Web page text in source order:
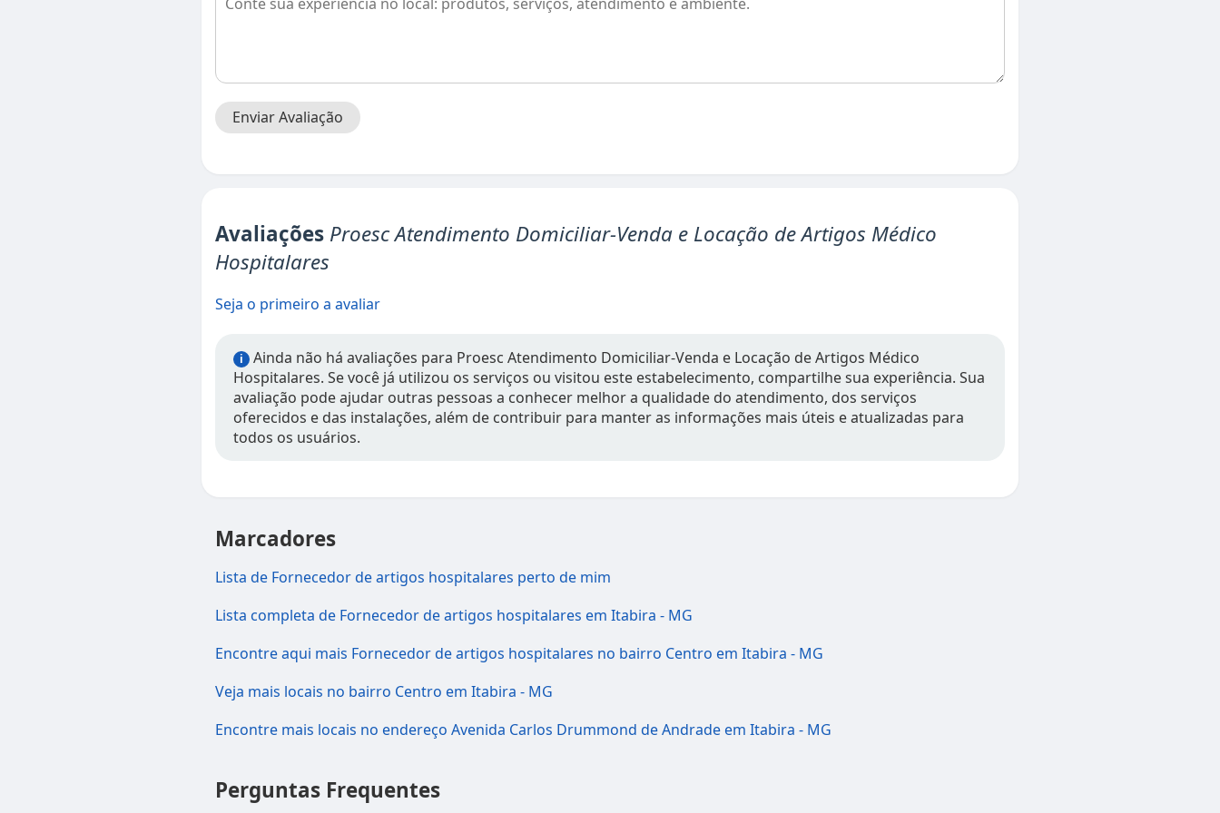
Enviar Avaliação
Avaliações Proesc Atendimento Domiciliar-Venda e Locação de Artigos Médico
Hospitalares
Seja o primeiro a avaliar
i
Ainda não há avaliações para Proesc Atendimento Domiciliar-Venda e Locação de Artigos Médico
Hospitalares. Se você já utilizou os serviços ou visitou este estabelecimento, compartilhe sua experiência. Sua
avaliação pode ajudar outras pessoas a conhecer melhor a qualidade do atendimento, dos serviços
oferecidos e das instalações, além de contribuir para manter as informações mais úteis e atualizadas para
todos os usuários.
Marcadores
Lista de Fornecedor de artigos hospitalares perto de mim
Lista completa de Fornecedor de artigos hospitalares em Itabira - MG
Encontre aqui mais Fornecedor de artigos hospitalares no bairro Centro em Itabira - MG
Veja mais locais no bairro Centro em Itabira - MG
Encontre mais locais no endereço Avenida Carlos Drummond de Andrade em Itabira - MG
Perguntas Frequentes